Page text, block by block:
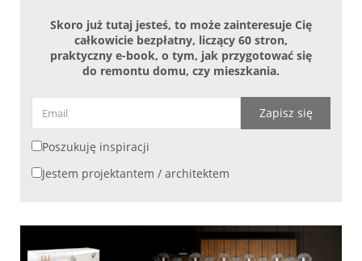
Skoro już tutaj jesteś, to może zainteresuje Cię
całkowicie bezpłatny, liczący 60 stron,
praktyczny e-book, o tym, jak przygotować się
do remontu domu, czy mieszkania.
Zapisz się
Poszukuję inspiracji
Jestem projektantem / architektem